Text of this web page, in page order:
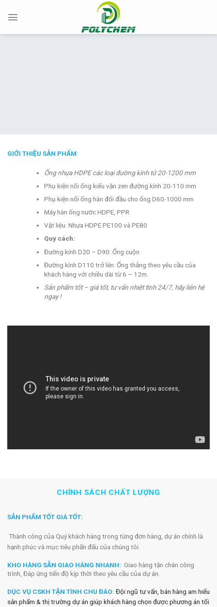
đến
GIỚI THIỆU SẢN PHẨM
Ống nhựa HDPE các loại đường kính tử 20-1200 mm
Phụ kiện nối ống kiểu vặn zen đường kính 20-110 mm
Phụ kiện nối ống hàn đối đầu cho ống D60-1000 mm
Máy hàn ống nước HDPE, PPR
Vật liệu: Nhựa HDPE PE100 và PE80
Quy cách:
Đường kính D20 – D90: Ống cuộn
Đường kính D110 trở lên: Ống thẳng theo yêu cầu của
khách hàng với chiều dài từ 6 – 12m.
Sản phẩm tốt – giá tốt, tư vấn nhiệt tình 24/7, hãy liên hệ
ngay !
CHÍNH SÁCH CHẤT LƯỢNG
SẢN PHẨM TỐT GIÁ TỐT:
Thành công của Quý khách hàng trong từng đơn hàng, dự án chính là
hạnh phúc và mục tiêu phấn đấu của chúng tôi.
KHO HÀNG SẴN GIAO HÀNG NHANH: Giao hàng tận chân công
trình, Đáp ứng tiến độ kịp thời theo yêu cầu của dự án.
DỤC VỤ CSKH TẬN TÌNH CHU ĐÁO: Đội ngũ tư vấn, bán hàng am hiểu
sản phẩm & thị trường dự án giúp khách hàng chọn được phương án tối